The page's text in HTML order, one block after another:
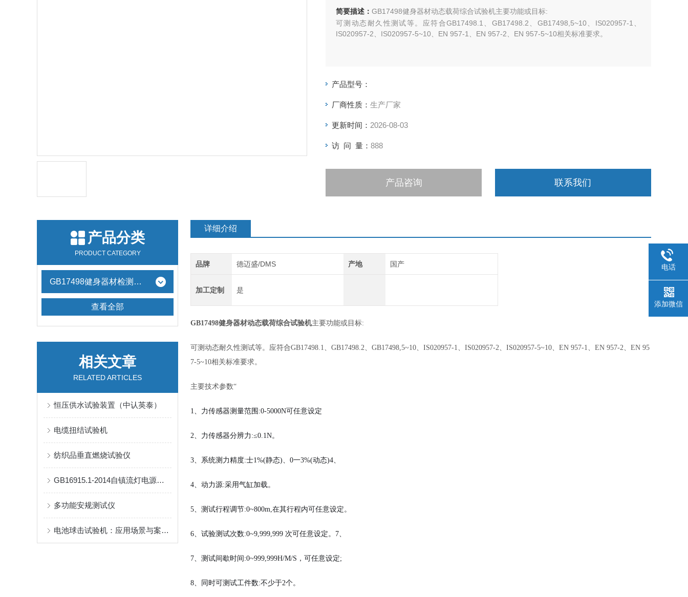
简要描述： GB17498健身器材动态载荷综合试验机主要功能或目标:
可测动态耐久性测试等。应符合GB17498.1、GB17498.2、GB17498,5~10、IS020957-1、
IS020957-2、IS020957-5~10、EN 957-1、EN 957-2、EN 957-5~10相关标准要求。
产品型号：
厂商性质： 生产厂家
更新时间： 2026-08-03
访 问 量： 888
产品咨询 联系我们
产品分类
PRODUCT CATEGORY
GB17498健身器材检测设备
查看全部
相关文章
RELATED ARTICLES
恒压供水试验装置（中认英泰）
电缆扭结试验机
纺织品垂直燃烧试验仪
GB16915.1-2014自镇流灯电源负载柜
多功能安规测试仪
电池球击试验机：应用场景与案例分享
详细介绍
品牌 德迈盛/DMS 产地 国产
加工定制 是
GB17498健身器材动态载荷综合试验机主要功能或目标:
可测动态耐久性测试等。应符合GB17498.1、GB17498.2、GB17498,5~10、IS020957-1、IS020957-2、IS020957-5~10、EN 957-1、EN 957-2、EN 95
7-5~10相关标准要求。
主要技术参数“
1、力传感器测量范围:0-5000N可任意设定
2、力传感器分辨力:≤0.1N。
3、系统测力精度:士1%(静态)、0一3%(动态)4、
4、动力源:采用气缸加载。
5、测试行程调节:0~800m,在其行程内可任意设定。
6、试验测试次数:0~9,999,999 次可任意设定。7、
7、测试间歇时间:0~999,999H/M/S，可任意设定;
8、同时可测试工件数:不少于2个。
电话
添加微信